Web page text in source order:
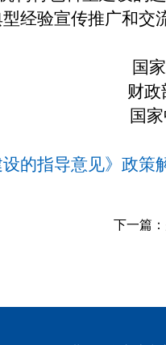
经验宣传推广和交
国家
财
国
的指导意见》政策
下一篇：